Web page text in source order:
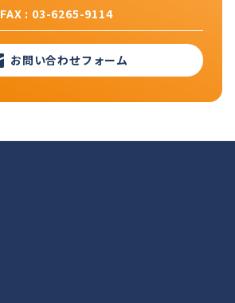
FAX : 03-6265-9114
お問い合わせフォーム